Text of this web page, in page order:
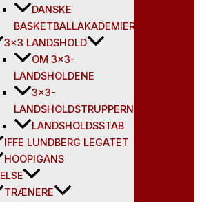
DANSKE
BASKETBALLAKADEMIER
3×3 LANDSHOLD
OM 3×3-
LANDSHOLDENE
3×3-
LANDSHOLDSTRUPPERNE
LANDSHOLDSSTAB
IFFE LUNDBERG LEGATET
HOOPIGANS
TRÆNERE